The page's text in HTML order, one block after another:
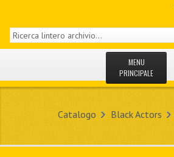
MENU
PRINCIPALE
IL MIO CONTO
Catalogo Black Actors